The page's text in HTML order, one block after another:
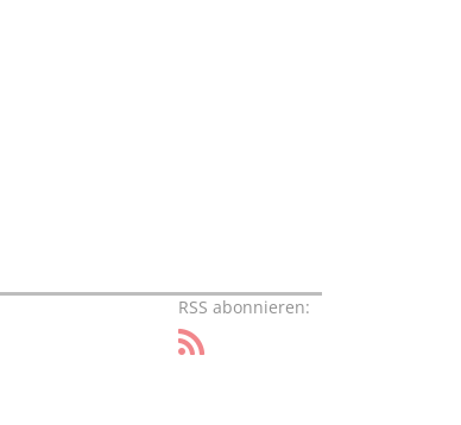
RSS abonnieren: